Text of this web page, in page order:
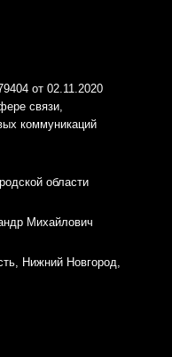
от 02.11.2020
связи,
коммуникаций
области
Михайлович
Нижний Новгород,